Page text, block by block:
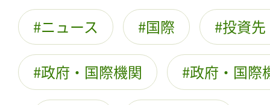
ニュース 国際 投資先
政府・国際機関 政府・国際